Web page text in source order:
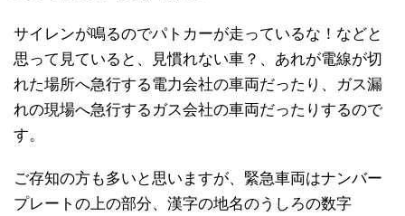
サイレンが鳴るのでパトカーが走っているな！などと
思って見ていると、見慣れない車？、あれが電線が切
れた場所へ急行する電力会社の車両だったり、ガス漏
れの現場へ急行するガス会社の車両だったりするので
す。
ご存知の方も多いと思いますが、緊急車両はナンバー
プレートの上の部分、漢字の地名のうしろの数字